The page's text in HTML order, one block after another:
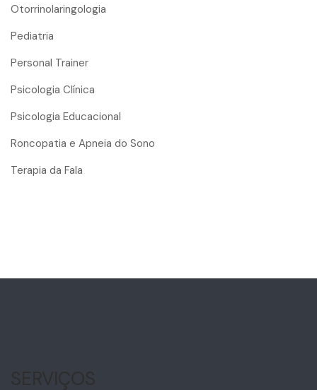
Otorrinolaringologia
Pediatria
Personal Trainer
Psicologia Clínica
Psicologia Educacional
Roncopatia e Apneia do Sono
Terapia da Fala